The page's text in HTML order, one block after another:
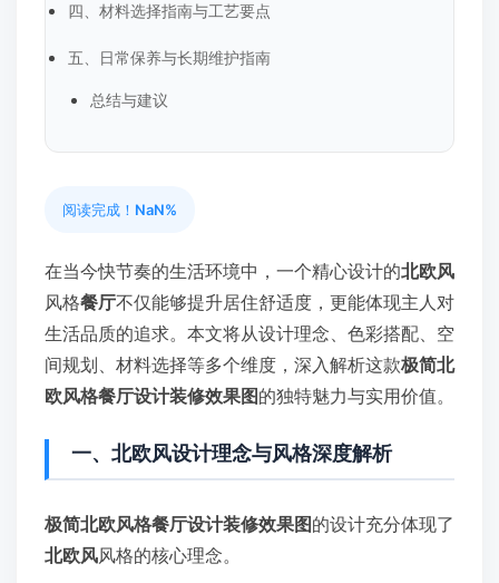
四、材料选择指南与工艺要点
五、日常保养与长期维护指南
总结与建议
阅读完成！ NaN%
在当今快节奏的生活环境中，一个精心设计的北欧风
风格餐厅不仅能够提升居住舒适度，更能体现主人对
生活品质的追求。本文将从设计理念、色彩搭配、空
间规划、材料选择等多个维度，深入解析这款极简北
欧风格餐厅设计装修效果图的独特魅力与实用价值。
一、北欧风设计理念与风格深度解析
极简北欧风格餐厅设计装修效果图的设计充分体现了
北欧风风格的核心理念。